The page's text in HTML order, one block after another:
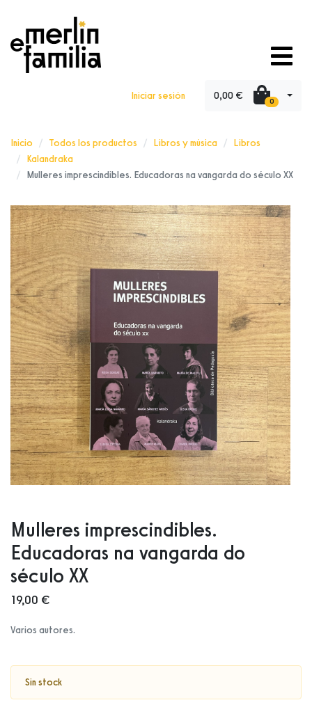
Iniciar sesión 0,00 € 0
Inicio Todos los productos Libros y música
Libros
Kalandraka
Mulleres imprescindibles. Educadoras na vangarda do século XX
Mulleres imprescindibles.
Educadoras na vangarda do
século XX
19,00 €
Varios autores.
Sin stock